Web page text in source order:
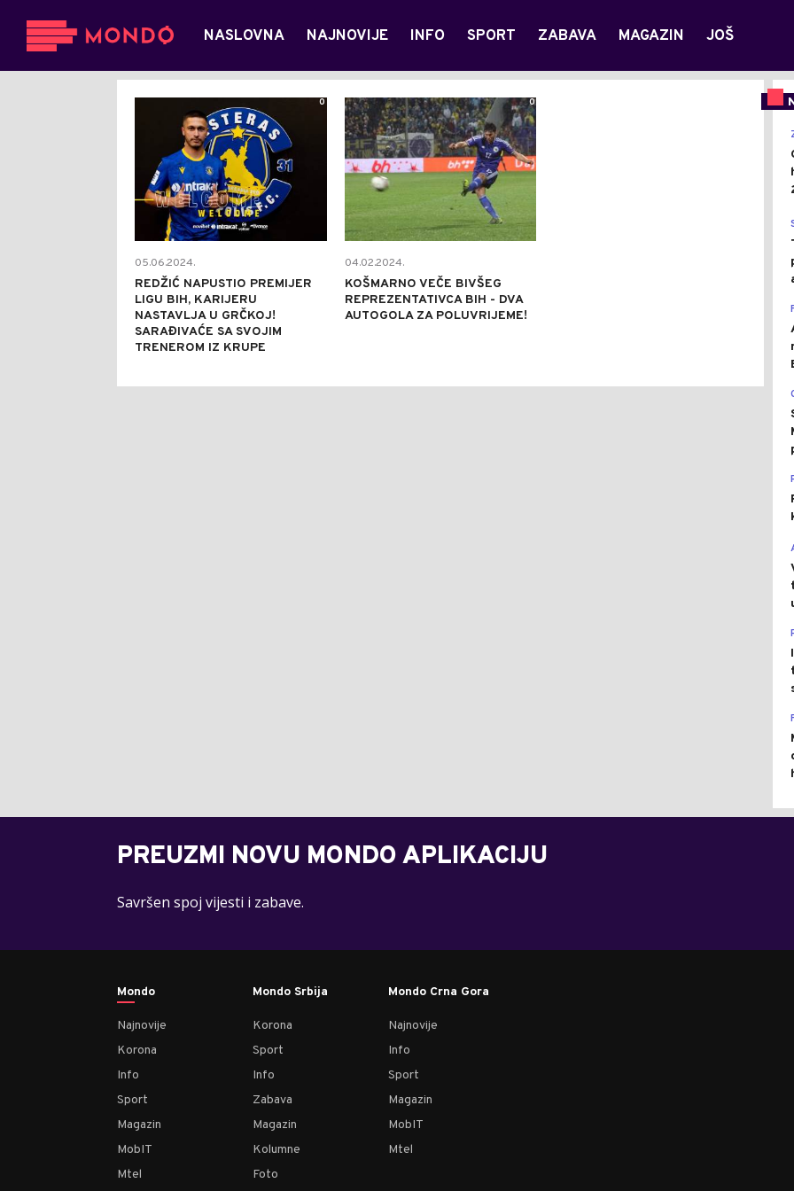
NASLOVNA NAJNOVIJE INFO SPORT ZABAVA MAGAZIN JOŠ
05.06.2024.
REDŽIĆ NAPUSTIO PREMIJER
LIGU BIH, KARIJERU
NASTAVLJA U GRČKOJ!
SARAĐIVAĆE SA SVOJIM
TRENEROM IZ KRUPE
0
04.02.2024.
KOŠMARNO VEČE BIVŠEG
REPREZENTATIVCA BIH - DVA
AUTOGOLA ZA POLUVRIJEME!
0
PREUZMI NOVU MONDO APLIKACIJU
Savršen spoj vijesti i zabave.
Mondo
Najnovije
Korona
Info
Sport
Magazin
MobIT
Mtel
Mondo Srbija
Korona
Sport
Info
Zabava
Magazin
Kolumne
Foto
Mondo Crna Gora
Najnovije
Info
Sport
Magazin
MobIT
Mtel